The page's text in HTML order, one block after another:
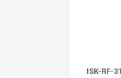
ISK-RF-